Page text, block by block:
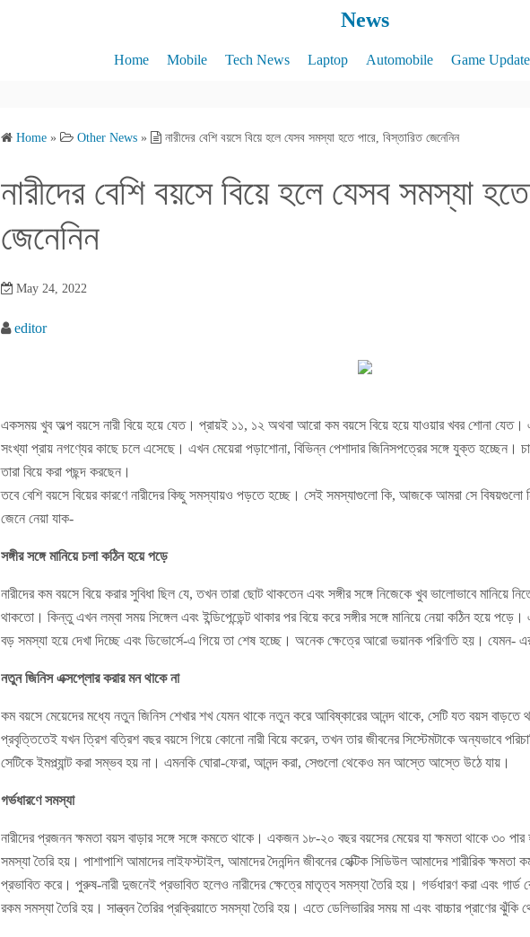
News
Home Mobile Tech News Laptop Automobile Game Update
Home » Other News » নারীদের বেশি বয়সে বিয়ে হলে যেসব সমস্যা হতে পারে, বিস্তারিত জেনেনিন
নারীদের বেশি বয়সে বিয়ে হলে যেসব সমস্যা
জেনেনিন
May 24, 2022
editor
একসময় খুব অল্প বয়সে নারী বিয়ে হয়ে যেত। প্রায়ই ১১, ১২ অথবা আরো কম বয়সে বিয়ে হয়ে যাওয়ার খবর শোনা
সংখ্যা প্রায় নগণ্যের কাছে চলে এসেছে। এখন মেয়েরা পড়াশোনা, বিভিন্ন পেশাদার জিনিসপত্রের সঙ্গে যুক্ত হচ্ছেন।
তারা বিয়ে করা পছন্দ করছেন।
তবে বেশি বয়সে বিয়ের কারণে নারীদের কিছু সমস্যায়ও পড়তে হচ্ছে। সেই সমস্যাগুলো কি, আজকে আমরা সে
জেনে নেয়া যাক-
সঙ্গীর সঙ্গে মানিয়ে চলা কঠিন হয়ে পড়ে
নারীদের কম বয়সে বিয়ে করার সুবিধা ছিল যে, তখন তারা ছোট থাকতেন এবং সঙ্গীর সঙ্গে নিজেকে খুব ভালোভাবে
থাকতো। কিন্তু এখন লম্বা সময় সিঙ্গেল এবং ইন্ডিপেন্ডেন্ট থাকার পর বিয়ে করে সঙ্গীর সঙ্গে মানিয়ে নেয়া কঠিন হয়ে
বড় সমস্যা হয়ে দেখা দিচ্ছে এবং ডিভোর্সে-এ গিয়ে তা শেষ হচ্ছে। অনেক ক্ষেত্রে আরো ভয়ানক পরিণতি হয়। যেমন-
নতুন জিনিস এক্সপ্লোর করার মন থাকে না
কম বয়সে মেয়েদের মধ্যে নতুন জিনিস শেখার শখ যেমন থাকে নতুন করে আবিষ্কারের আনন্দ থাকে, সেটি যত বয়স
প্রবৃত্তিতেই যখন ত্রিশ বত্রিশ বছর বয়সে গিয়ে কোনো নারী বিয়ে করেন, তখন তার জীবনের সিস্টেমটাকে অন্যভাবে
সেটিকে ইমপ্ল্যান্ট করা সম্ভব হয় না। এমনকি ঘোরা-ফেরা, আনন্দ করা, সেগুলো থেকেও মন আস্তে আস্তে উঠে যায়।
গর্ভধারণে সমস্যা
নারীদের প্রজনন ক্ষমতা বয়স বাড়ার সঙ্গে সঙ্গে কমতে থাকে। একজন ১৮-২০ বছর বয়সের মেয়ের যা ক্ষমতা থাকে ৩০
সমস্যা তৈরি হয়। পাশাপাশি আমাদের লাইফস্টাইল, আমাদের দৈনন্দিন জীবনের হেক্টিক সিডিউল আমাদের শারীরিক ক্ষমতা
প্রভাবিত করে। পুরুষ-নারী দুজনেই প্রভাবিত হলেও নারীদের ক্ষেত্রে মাতৃত্ব সমস্যা তৈরি হয়। গর্ভধারণ করা এবং
রকম সমস্যা তৈরি হয়। সান্ত্বন তৈরির প্রক্রিয়াতে সমস্যা তৈরি হয়। এতে ডেলিভারির সময় মা এবং বাচ্চার প্রাণের ঝুঁকি